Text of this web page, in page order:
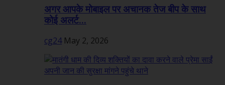
अगर आपके मोबाइल पर अचानक तेज बीप के साथ
कोई अलर्ट...
cg24 May 2, 2026